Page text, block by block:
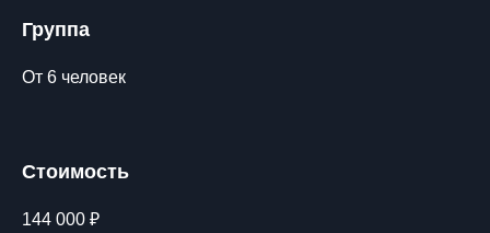
Группа
От 6 человек
Стоимость
144 000 ₽